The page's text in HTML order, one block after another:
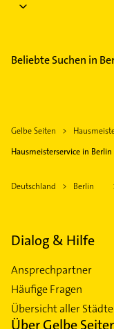
Beliebte Suchen in
Gelbe Seiten
Hausmeisterservice in
Deutschland Berlin
Dialog & Hilfe
Ansprechpartner
Häufige Fragen
Übersicht aller Städte
Über Gelbe